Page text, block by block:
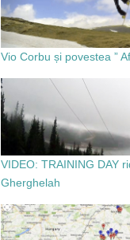
Vio Corbu și povestea ”
VIDEO: TRAINING DAY
Gherghelah